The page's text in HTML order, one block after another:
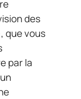
des
que vous
par la